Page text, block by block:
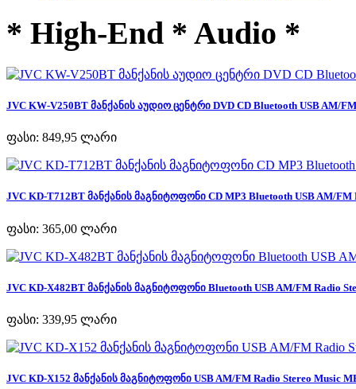
* High-End * Audio *
JVC KW-V250BT მანქანის აუდიო ცენტრი DVD CD Bluetooth USB AM/
ფასი: 849,95 ლარი
JVC KD-T712BT მანქანის მაგნიტოფონი CD MP3 Bluetooth USB AM/FM
ფასი: 365,00 ლარი
JVC KD-X482BT მანქანის მაგნიტოფონი Bluetooth USB AM/FM Radio
ფასი: 339,95 ლარი
JVC KD-X152 მანქანის მაგნიტოფონი USB AM/FM Radio Stereo Music